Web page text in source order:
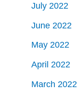
July 2022
June 2022
May 2022
April 2022
March 2022